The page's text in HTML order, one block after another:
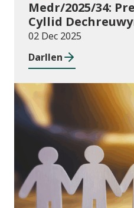
Medr/2025/34:
Cyllid
Rhaglen
02 Dec 2025
Darllen